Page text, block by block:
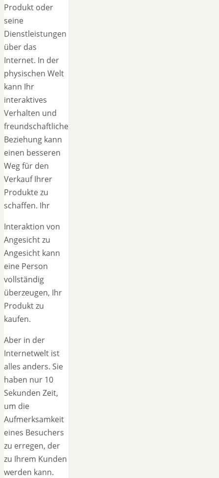
Produkt oder
seine
Dienstleistungen
über das
Internet. In der
physischen Welt
kann Ihr
interaktives
Verhalten und
freundschaftliche
Beziehung kann
einen besseren
Weg für den
Verkauf Ihrer
Produkte zu
schaffen. Ihr
Interaktion von
Angesicht zu
Angesicht kann
eine Person
vollständig
überzeugen, Ihr
Produkt zu
kaufen.
Aber in der
Internetwelt ist
alles anders. Sie
haben nur 10
Sekunden Zeit,
um die
Aufmerksamkeit
eines Besuchers
zu erregen, der
zu Ihrem Kunden
werden kann.